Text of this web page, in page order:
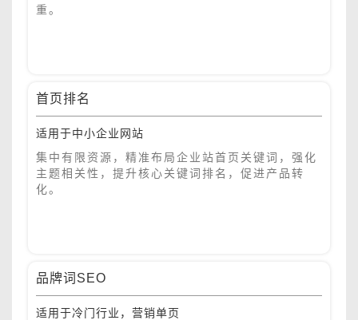
重。
首页排名
适用于中小企业网站
集中有限资源，精准布局企业站首页关键词，强化
主题相关性，提升核心关键词排名，促进产品转
化。
品牌词SEO
适用于冷门行业，营销单页